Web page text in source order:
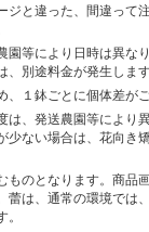
ジと違った、間違って
園等により日時は異な
別途料金が発生します
１鉢ごとに個体差がご
は、発送農園等により
少ない場合は、花向き
ものとなります。商品
蕾は、通常の環境では